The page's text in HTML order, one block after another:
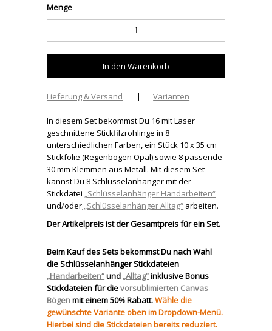
Menge
Lieferung & Versand | Varianten
In diesem Set bekommst Du 16 mit Laser
geschnittene Stickfilzrohlinge in 8
unterschiedlichen Farben, ein Stück 10 x 35 cm
Stickfolie (Regenbogen Opal) sowie 8 passende
30 mm Klemmen aus Metall. Mit diesem Set
kannst Du 8 Schlüsselanhänger mit der
Stickdatei „Schlüsselanhänger Handarbeiten“
und/oder „Schlüsselanhänger Alltag“ arbeiten.
Der Artikelpreis ist der Gesamtpreis für ein Set.
Beim Kauf des Sets bekommst Du nach Wahl
die Schlüsselanhänger Stickdateien
„Handarbeiten“und „Alltag“inklusive Bonus
Stickdateien für dievorsublimierten Canvas
Bögenmit einem 50% Rabatt.Wähle die
gewünschte Variante oben im Dropdown-Menü.
Hierbei sind die Stickdateien bereits reduziert.